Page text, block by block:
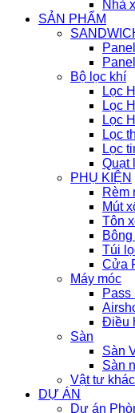
Nhà
SẢN PHẨM
Bộ lọc khí
Lọc
Lọc
Lọc
Lọc
Lọc
Quạt
PHỤ KIỆN
Rèm
Mút
Tôn
Túi
Cửa
Máy móc
Pass
Điều
Sàn
Sàn
Sàn
Vật tư khác
DỰ ÁN
Dự án